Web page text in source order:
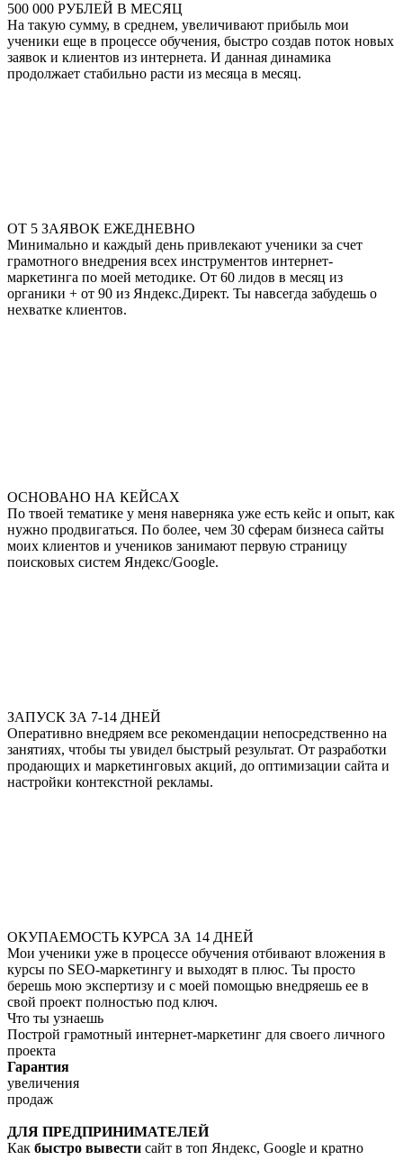
500 000 РУБЛЕЙ В МЕСЯЦ
На такую сумму, в среднем, увеличивают прибыль мои
ученики еще в процессе обучения, быстро создав поток новых
заявок и клиентов из интернета. И данная динамика
продолжает стабильно расти из месяца в месяц.
ОТ 5 ЗАЯВОК ЕЖЕДНЕВНО
Минимально и каждый день привлекают ученики за счет
грамотного внедрения всех инструментов интернет-
маркетинга по моей методике. От 60 лидов в месяц из
органики + от 90 из Яндекс.Директ. Ты навсегда забудешь о
нехватке клиентов.
ОСНОВАНО НА КЕЙСАХ
По твоей тематике у меня наверняка уже есть кейс и опыт, как
нужно продвигаться. По более, чем 30 сферам бизнеса сайты
моих клиентов и учеников занимают первую страницу
поисковых систем Яндекс/Google.
ЗАПУСК ЗА 7-14 ДНЕЙ
Оперативно внедряем все рекомендации непосредственно на
занятиях, чтобы ты увидел быстрый результат. От разработки
продающих и маркетинговых акций, до оптимизации сайта и
настройки контекстной рекламы.
ОКУПАЕМОСТЬ КУРСА ЗА 14 ДНЕЙ
Мои ученики уже в процессе обучения отбивают вложения в
курсы по SEO-маркетингу и выходят в плюс. Ты просто
берешь мою экспертизу и с моей помощью внедряешь ее в
свой проект полностью под ключ.
Что ты узнаешь
Построй грамотный интернет-маркетинг для своего личного
проекта
Гарантия
увеличения
продаж
ДЛЯ ПРЕДПРИНИМАТЕЛЕЙ
Как быстро вывести сайт в топ Яндекс, Google и кратно